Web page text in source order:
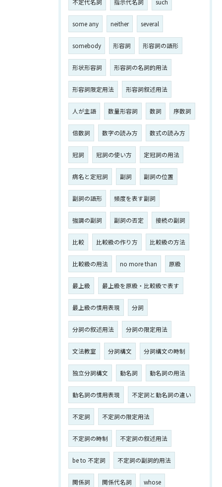
不定代名詞 指示代名詞 such
some any neither several
somebody 形容詞 形容詞の語形
形状形容詞 形容詞の名詞的用法
形容詞限定用法 形容詞叙述用法
人が主語 数量形容詞 数詞 序数詞
倍数詞 数字の読み方 数式の読み方
冠詞 冠詞の使い方 定冠詞の用法
病名と定冠詞 副詞 副詞の位置
副詞の語形 頻度を表す副詞
強調の副詞 副詞の否定 接続の副詞
比較 比較級の作り方 比較級の方法
比較級の用法 no more than 原級
最上級 最上級を原級・比較級で表す
最上級の慣用表現 分詞
分詞の叙述用法 分詞の限定用法
文法教室 分詞構文 分詞構文の時制
独立分詞構文 動名詞 動名詞の用法
動名詞の慣用表現 不定詞と動名詞の違い
不定詞 不定詞の限定用法
不定詞の時制 不定詞の叙述用法
be to 不定詞 不定詞の副詞的用法
関係詞 関係代名詞 whose